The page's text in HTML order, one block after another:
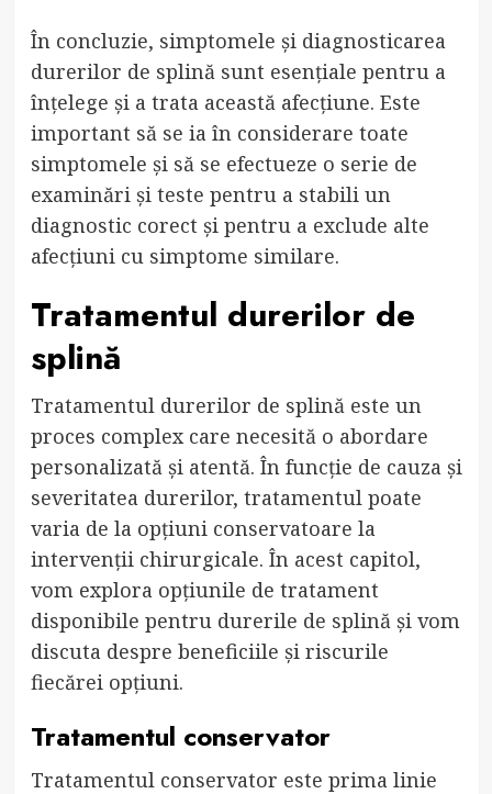
În concluzie, simptomele și diagnosticarea
durerilor de splină sunt esențiale pentru a
înțelege și a trata această afecțiune. Este
important să se ia în considerare toate
simptomele și să se efectueze o serie de
examinări și teste pentru a stabili un
diagnostic corect și pentru a exclude alte
afecțiuni cu simptome similare.
Tratamentul durerilor de
splină
Tratamentul durerilor de splină este un
proces complex care necesită o abordare
personalizată și atentă. În funcție de cauza și
severitatea durerilor, tratamentul poate
varia de la opțiuni conservatoare la
intervenții chirurgicale. În acest capitol,
vom explora opțiunile de tratament
disponibile pentru durerile de splină și vom
discuta despre beneficiile și riscurile
fiecărei opțiuni.
Tratamentul conservator
Tratamentul conservator este prima linie